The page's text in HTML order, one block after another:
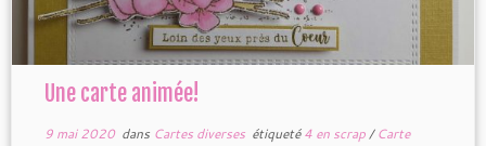
Une carte animée!
9 mai 2020dans Cartes diverses étiqueté4 en scrap/Carte